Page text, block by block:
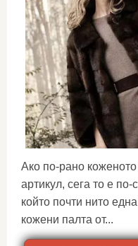
Ако по-рано
артикул, сега то е
който почти нито
кожени палта от...